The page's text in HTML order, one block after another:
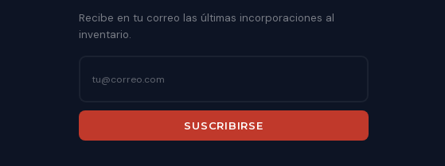
Recibe en tu correo las últimas incorporaciones al
inventario.
SUSCRIBIRSE